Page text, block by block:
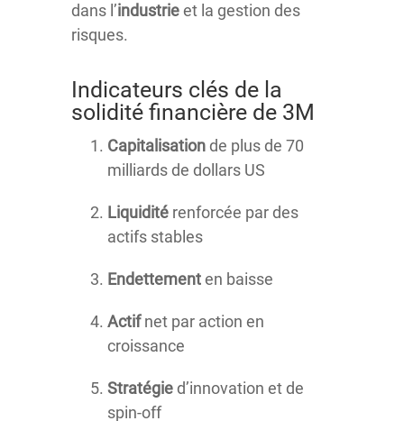
dans l’industrieet la gestion des
risques.
Indicateurs clés de la
solidité financière de 3M
Capitalisation de plus de 70
milliards de dollars US
Liquidité renforcée par des
actifs stables
Endettementen baisse
Actifnet par action en
croissance
Stratégie d’innovation et de
spin-off